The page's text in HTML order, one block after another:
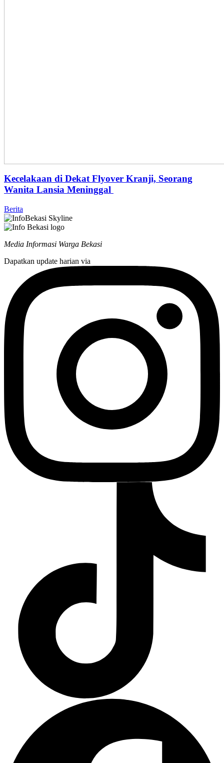
Kecelakaan di Dekat Flyover Kranji, Seorang
Wanita Lansia Meninggal
Berita
Media Informasi Warga Bekasi
Dapatkan update harian via